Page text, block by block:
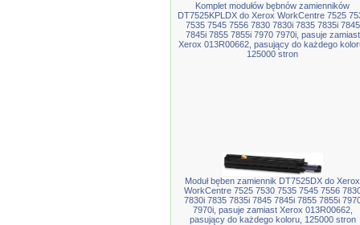
Komplet modułów bębnów zamienników
DT7525KPLDX do Xerox WorkCentre 7525
7535 7545 7556 7830 7830i 7835 7835i 7845
7845i 7855 7855i 7970 7970i, pasuje zamiast
Xerox 013R00662, pasujący do każdego
125000 stron
Moduł bęben zamiennik DT7525DX do Xerox
WorkCentre 7525 7530 7535 7545 7556
7830i 7835 7835i 7845 7845i 7855 7855i
7970i, pasuje zamiast Xerox 013R00662,
pasujący do każdego koloru, 125000 stron